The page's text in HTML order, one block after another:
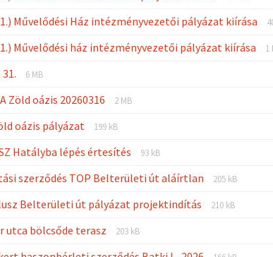
pdf
Művelődési Ház intézményvezetői pályázat kiírása
Művelődési ház intézményvezetői pályázat kiírása 1
File
pdf
File
6 MB
Zöld oázis 20260316
File
pdf
File
2 MB
oázis pályázat
File
pdf
File
199 kB
Hatályba lépés értesítés
File
pdf
File
93 kB
szerződés TOP Belterületi út aláírtlan
File
pdf
File
205 kB
Belterületi út pályázat projektindítás
File
File
210 kB
utca bölcsőde terasz
File
File
203 kB